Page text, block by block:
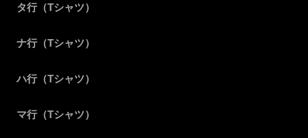
タ行（Tシャツ）
ナ行（Tシャツ）
ハ行（Tシャツ）
マ行（Tシャツ）